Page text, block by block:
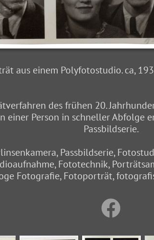
aus einem Polyfotostudio. ca,
des frühen 20.
einer Person in schneller Abfolge
Passbildserie.
Passbildserie,
Fototechnik,
Fotografie, Fotoporträt,